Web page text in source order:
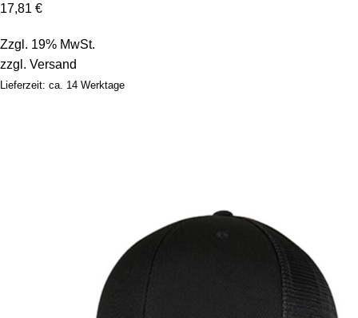
17,81 €
Zzgl. 19% MwSt.
zzgl. Versand
Lieferzeit: ca. 14 Werktage